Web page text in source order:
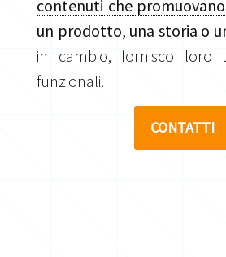
contenuti che
un prodotto, una storia o
in cambio, fornisco loro
funzionali.
CONTATTI